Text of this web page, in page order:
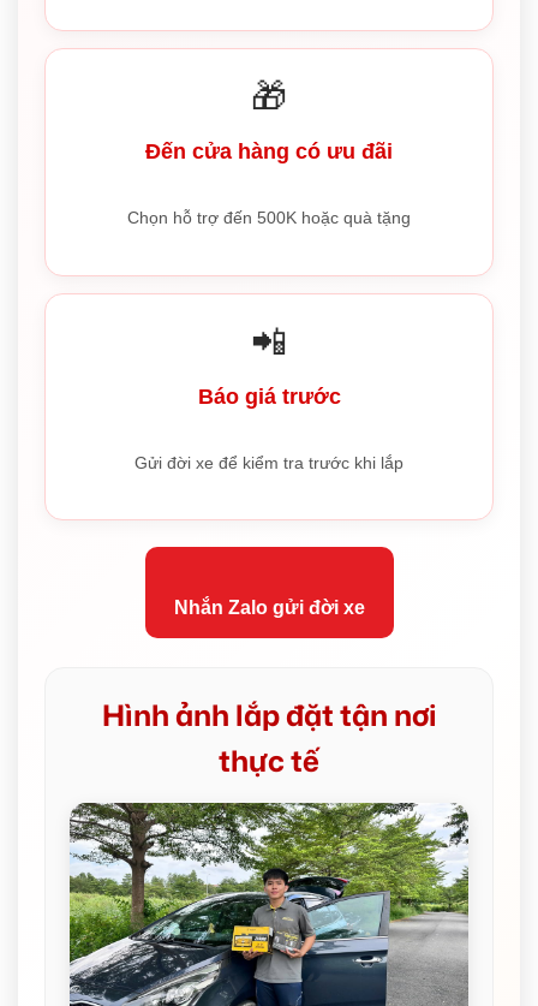
🎁
Đến cửa hàng có ưu đãi
Chọn hỗ trợ đến 500K hoặc quà tặng
📲
Báo giá trước
Gửi đời xe để kiểm tra trước khi lắp
Nhắn Zalo gửi đời xe
Hình ảnh lắp đặt tận nơi
thực tế